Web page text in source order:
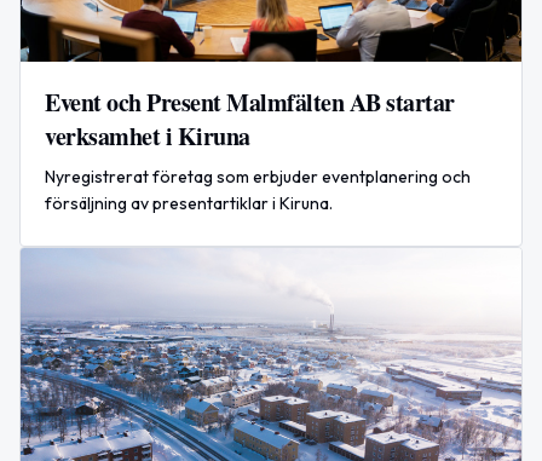
Event och Present Malmfälten AB startar
verksamhet i Kiruna
Nyregistrerat företag som erbjuder eventplanering och
försäljning av presentartiklar i Kiruna.